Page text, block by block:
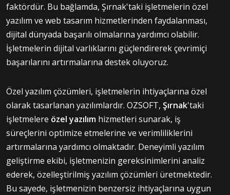
faktördür. Bu bağlamda, Şırnak'taki işletmelerin özel
yazılım ve web tasarım hizmetlerinden faydalanması,
dijital dünyada başarılı olmalarına yardımcı olabilir.
İşletmelerin dijital varlıklarını güçlendirerek çevrimiçi
başarılarını artırmalarına destek oluyoruz.
Özel yazılım çözümleri, işletmelerin ihtiyaçlarına özel
olarak tasarlanan yazılımlardır. OZSOFT, Şırnak'taki
işletmelere özel yazılım hizmetleri sunarak, iş
süreçlerini optimize etmelerine ve verimliliklerini
artırmalarına yardımcı olmaktadır. Deneyimli yazılım
geliştirme ekibi, işletmenizin gereksinimlerini analiz
ederek, özelleştirilmiş yazılım çözümleri üretmektedir.
Bu sayede, işletmenizin benzersiz ihtiyaçlarına uygun